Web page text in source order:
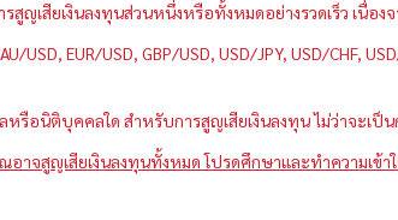
สูญเสียเงินลงทุนส่วนหนึ่งหรือทั้งหมดอย่างรวดเร็ว เนื่
USD, EUR/USD, GBP/USD, USD/JPY, USD/CHF,
หรือนิติบุคคลใด สำหรับการสูญเสียเงินลงทุน ไม่ว่าจะเ
าจสูญเสียเงินลงทุนทั้งหมด โปรดศึกษาและทำความเข้า